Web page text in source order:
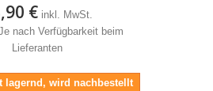
€ inkl. MwSt.
nach Verfügbarkeit beim
Lieferanten
lagernd, wird nachbestellt